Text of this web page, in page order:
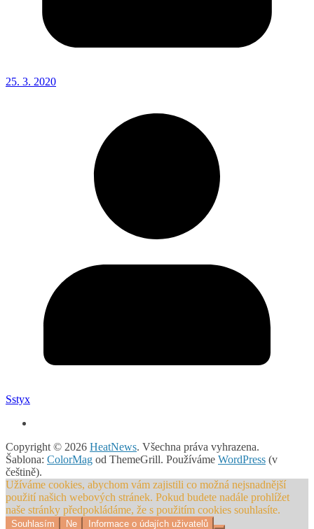
25. 3. 2020
Sstyx
Copyright © 2026 HeatNews. Všechna práva vyhrazena.
Šablona: ColorMag od ThemeGrill. Používáme WordPress (v
češtině).
Užíváme cookies, abychom vám zajistili co možná nejsnadnější
použití našich webových stránek. Pokud budete nadále prohlížet
naše stránky předpokládáme, že s použitím cookies souhlasíte.
Souhlasím Ne Informace o údajích uživatelů